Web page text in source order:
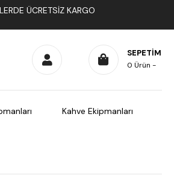
ÜCRETSIZ KARGO
SEPETIM
0 Ürün
Kahve Ekipmanları